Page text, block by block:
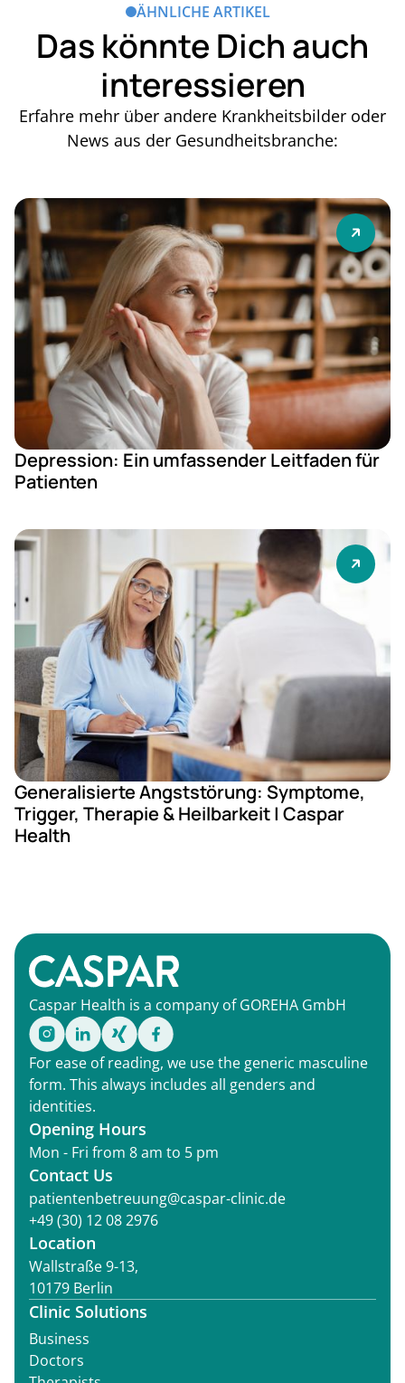
ÄHNLICHE ARTIKEL
Das könnte Dich auch
interessieren
Erfahre mehr über andere Krankheitsbilder oder
News aus der Gesundheitsbranche:
Depression: Ein umfassender Leitfaden für
Patienten
Generalisierte Angststörung: Symptome,
Trigger, Therapie & Heilbarkeit | Caspar
Health
Caspar Health is a company of GOREHA GmbH
For ease of reading, we use the generic masculine
form. This always includes all genders and
identities.
Opening Hours
Mon - Fri from 8 am to 5 pm
Contact Us
patientenbetreuung@caspar-clinic.de
+49 (30) 12 08 2976
Location
Wallstraße 9-13,
10179 Berlin
Clinic Solutions
Business
Doctors